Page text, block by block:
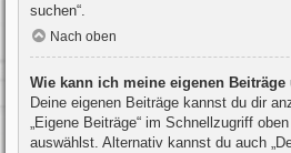
suchen“.
Nach oben
Wie kann ich meine eigenen
Deine eigenen Beiträge kannst du dir
„Eigene Beiträge“ im Schnellzugriff
auswählst. Alternativ kannst du auch